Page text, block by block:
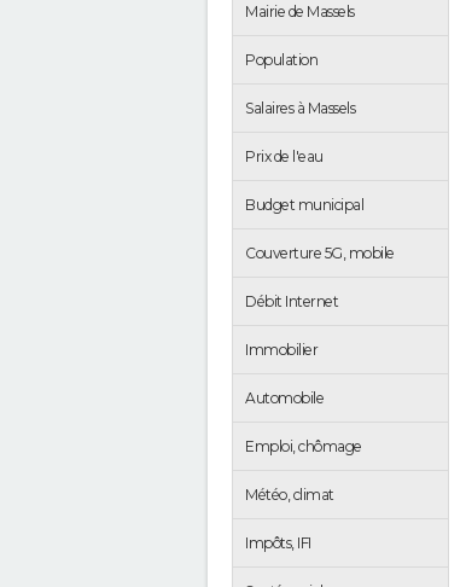
Mairie de Massels
Population
Salaires à Massels
Prix de l'eau
Budget municipal
Couverture 5G, mobile
Débit Internet
Immobilier
Automobile
Emploi, chômage
Météo, climat
Impôts, IFI